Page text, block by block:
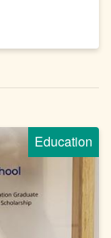
Education